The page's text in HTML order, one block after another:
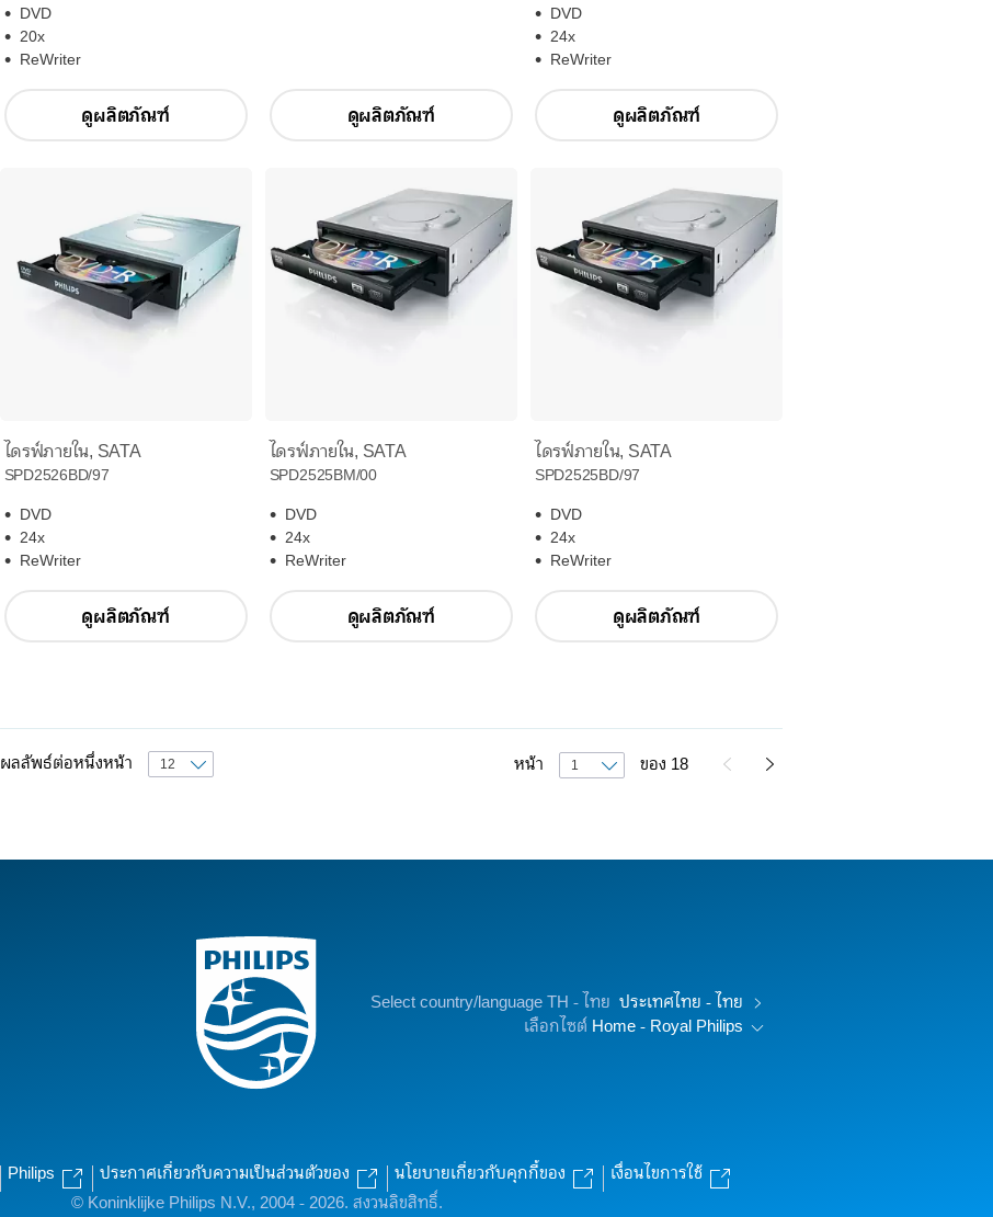
DVD
20x
ReWriter
ดูผลิตภัณฑ์ ดูผลิตภัณฑ์
DVD
24x
ReWriter
ดูผลิตภัณฑ์
ไดรฟ์ภายใน, SATA
SPD2526BD/97
DVD
24x
ReWriter
ดูผลิตภัณฑ์
ไดรฟ์ภายใน, SATA
SPD2525BM/00
DVD
24x
ReWriter
ดูผลิตภัณฑ์
ไดรฟ์ภายใน, SATA
SPD2525BD/97
DVD
24x
ReWriter
ดูผลิตภัณฑ์
ผลลัพธ์ต่อหนึ่งหน้า หน้า ของ 18
Select country/language TH - ไทย ประเทศไทย - ไทย
เลือกไซต์ Home - Royal Philips
Philips ประกาศเกี่ยวกับความเป็นส่วนตัวของ นโยบายเกี่ยวกับคุกกี้ของ
เงื่อนไขการใช้
© Koninklijke Philips N.V., 2004 - 2026. สงวนลิขสิทธิ์.